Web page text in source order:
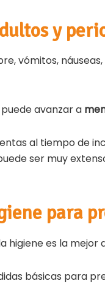
y
vómitos,
avanzar a
al tiempo de
ser muy
para
higiene es la mejor
básicas para